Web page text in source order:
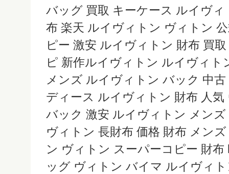
バッグ 買取 キーケース ルイヴ
布 楽天 ルイヴィトン ヴィトン
ピー 激安 ルイヴィトン 財布 買
ピ 新作ルイヴィトン ルイヴィト
メンズ ルイヴィトン バック 中
ディース ルイヴィトン 財布 人
バック 激安 ルイヴィトン メン
ヴィトン 長財布 価格 財布 メン
ン ヴィトン スーパーコピー 財
ッグ ヴィトン バイマ ルイヴィ